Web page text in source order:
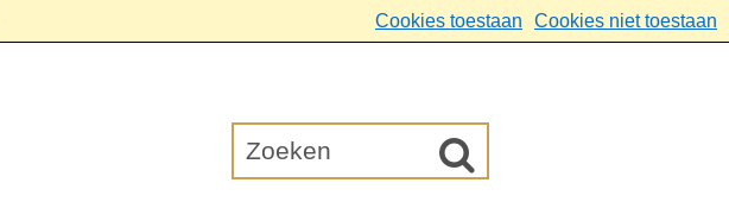
Cookies toestaan Cookies niet toestaan